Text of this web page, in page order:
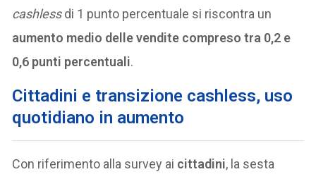
cashlessdi 1 punto percentuale si riscontra un
aumento medio delle vendite compreso tra 0,2 e
0,6 punti percentuali.
Cittadini e transizione cashless, uso
quotidiano in aumento
Con riferimento alla survey ai cittadini, la sesta